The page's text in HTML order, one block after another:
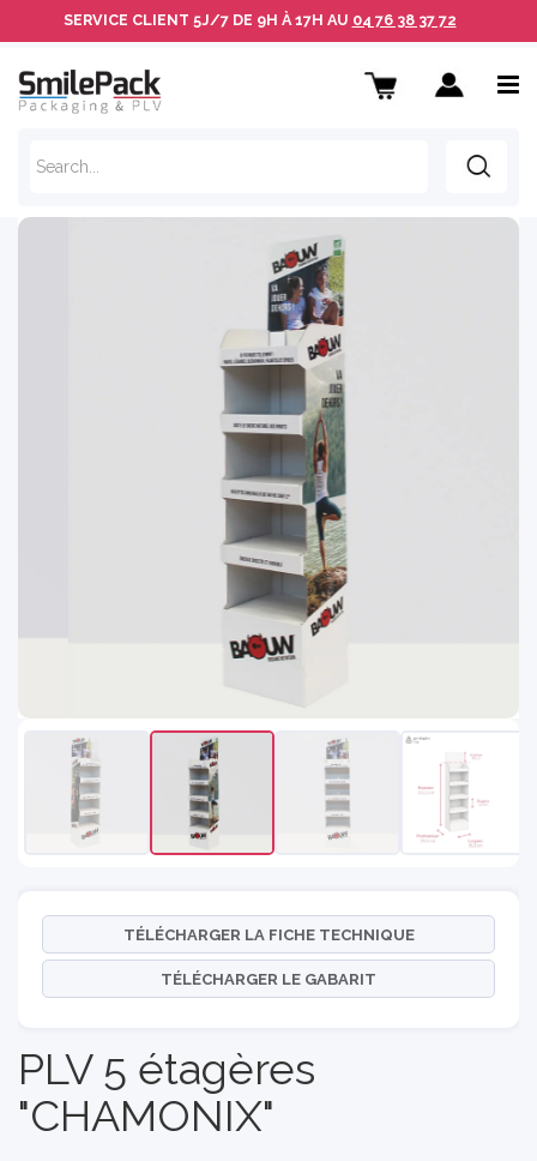
SERVICE CLIENT 5J/7 DE 9H À 17H AU 04 76 38 37 72
TÉLÉCHARGER LA FICHE TECHNIQUE
TÉLÉCHARGER LE GABARIT
PLV 5 étagères
"CHAMONIX"